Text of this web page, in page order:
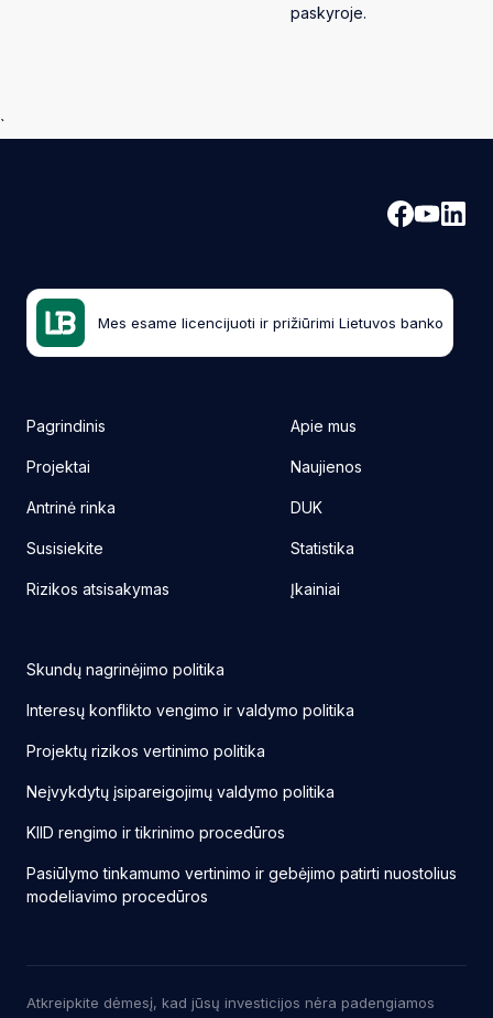
paskyroje.
`
Mes esame licencijuoti ir prižiūrimi Lietuvos banko
Pagrindinis
Projektai
Antrinė rinka
Susisiekite
Rizikos atsisakymas
Apie mus
Naujienos
DUK
Statistika
Įkainiai
Skundų nagrinėjimo politika
Interesų konflikto vengimo ir valdymo politika
Projektų rizikos vertinimo politika
Neįvykdytų įsipareigojimų valdymo politika
KIID rengimo ir tikrinimo procedūros
Pasiūlymo tinkamumo vertinimo ir gebėjimo patirti nuostolius
modeliavimo procedūros
Atkreipkite dėmesį, kad jūsų investicijos nėra padengiamos